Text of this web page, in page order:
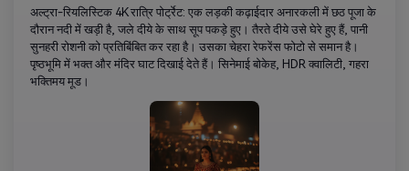
अल्ट्रा-रियलिस्टिक 4K रात्रि पोर्ट्रेट: एक लड़की कढ़ाईदार अनारकली में छठ पूजा के
दौरान नदी में खड़ी है, जले दीये के साथ सूप पकड़े हुए। तैरते दीये उसे घेरे हुए हैं, पानी
सुनहरी रोशनी को प्रतिबिंबित कर रहा है। उसका चेहरा रेफरेंस फोटो से समान है।
पृष्ठभूमि में भक्त और मंदिर घाट दिखाई देते हैं। सिनेमाई बोकेह, HDR क्वालिटी, गहरा
भक्तिमय मूड।